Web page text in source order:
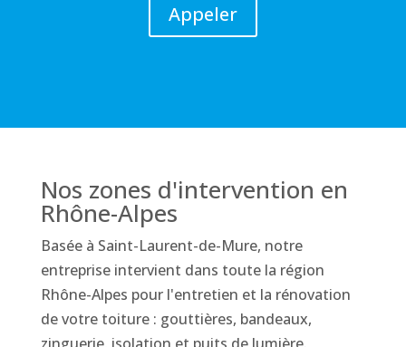
Appeler
Nos zones d'intervention en
Rhône-Alpes
Basée à Saint-Laurent-de-Mure, notre
entreprise intervient dans toute la région
Rhône-Alpes pour l'entretien et la rénovation
de votre toiture : gouttières, bandeaux,
zinguerie, isolation et puits de lumière.